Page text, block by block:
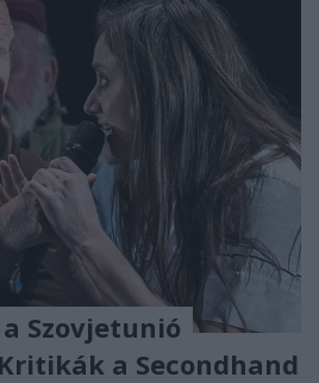
Szovjetunió
a Secondhand